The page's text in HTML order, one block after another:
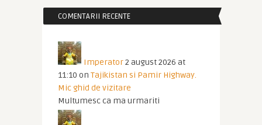
COMENTARII RECENTE
Imperator2 august 2026 at
11:10 on Tajikistan si Pamir Highway.
Mic ghid de vizitare
Multumesc ca ma urmariti